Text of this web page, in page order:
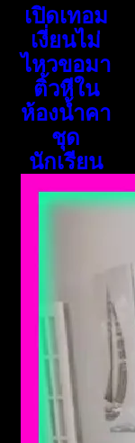
เปิดเทอม
เงี่ยนไม่
ไหวขอมา
ติ้วหีใน
ห้องน้ำคา
ชุด
นักเรียน